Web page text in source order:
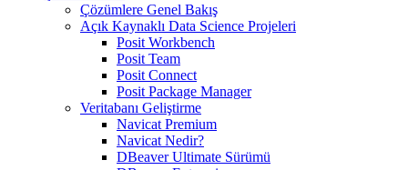
Çözümlere Genel Bakış
Açık Kaynaklı Data Science Projeleri
Posit Workbench
Posit Team
Posit Connect
Posit Package Manager
Veritabanı Geliştirme
Navicat Premium
Navicat Nedir?
DBeaver Ultimate Sürümü